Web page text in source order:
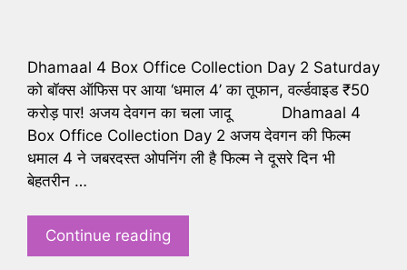
Dhamaal 4 Box Office Collection Day 2 Saturday
को बॉक्स ऑफिस पर आया ‘धमाल 4’ का तूफान, वर्ल्डवाइड ₹50
करोड़ पार! अजय देवगन का चला जादू Dhamaal 4
Box Office Collection Day 2 अजय देवगन की फिल्म
धमाल 4 ने जबरदस्त ओपनिंग ली है फिल्म ने दूसरे दिन भी
बेहतरीन …
Continue reading